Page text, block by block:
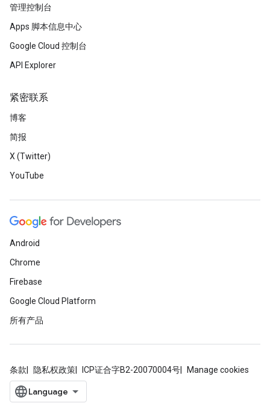
管理控制台
Apps 脚本信息中心
Google Cloud 控制台
API Explorer
紧密联系
博客
简报
X (Twitter)
YouTube
Android
Chrome
Firebase
Google Cloud Platform
所有产品
条款 隐私权政策 ICP证合字B2-20070004号 Manage cookies